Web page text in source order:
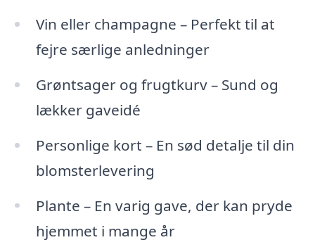
Vin eller champagne – Perfekt til at
fejre særlige anledninger
Grøntsager og frugtkurv – Sund og
lækker gaveidé
Personlige kort – En sød detalje til din
blomsterlevering
Plante – En varig gave, der kan pryde
hjemmet i mange år